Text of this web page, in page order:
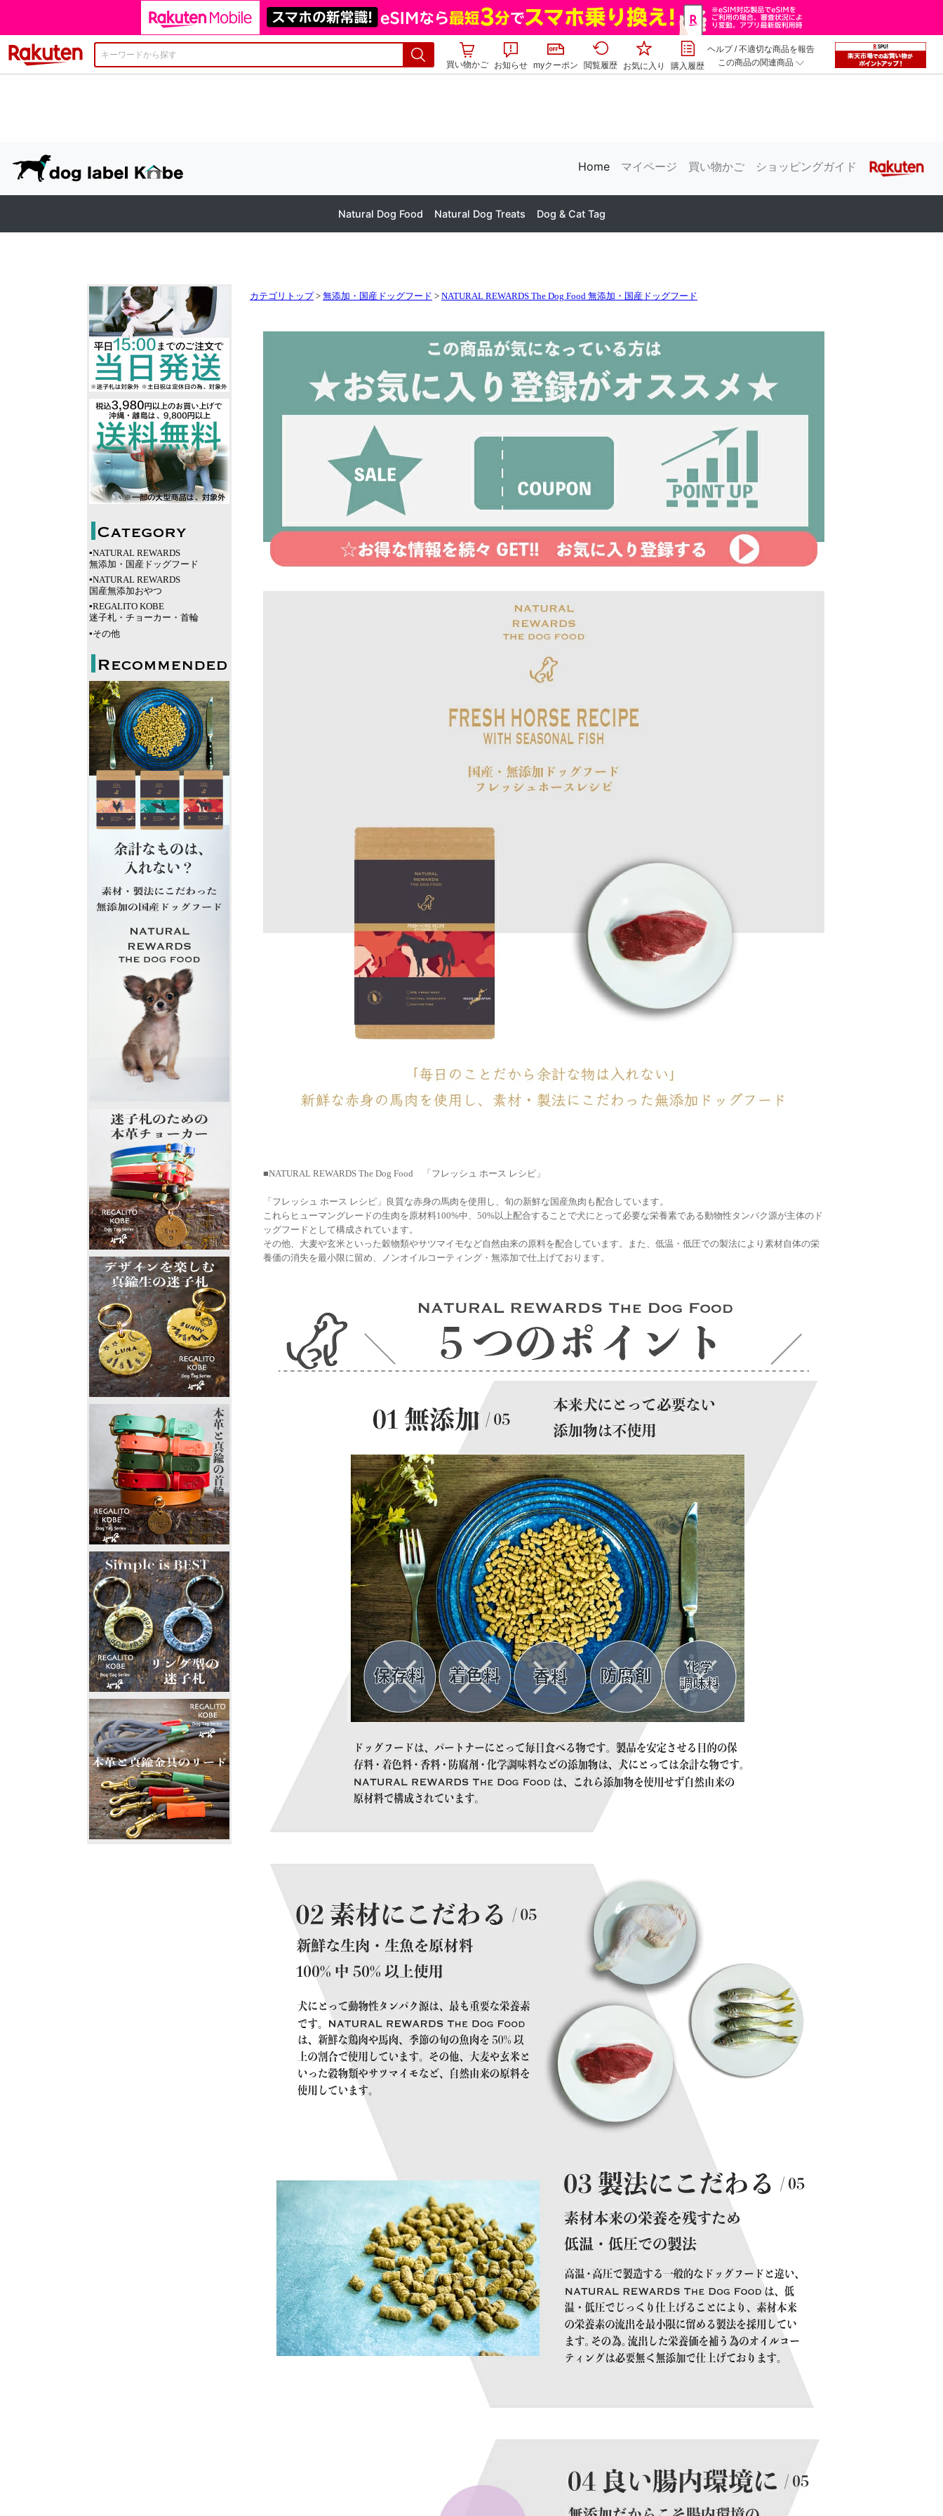
買い物かご
お知らせ myクーポン 閲覧履歴 お気に入り 購入履歴
ヘルプ/不適切な商品を報告
この商品の関連商品
カテゴリトップ > 無添加・国産ドッグフード > NATURAL REWARDS The Dog Food 無添加・国産ドッグフード
■NATURAL REWARDS The Dog Food 「フレッシュ ホース レシピ」
「フレッシュ ホース レシピ」良質な赤身の馬肉を使用し、旬の新鮮な国産魚肉も配合しています。
これらヒューマングレードの生肉を原材料100%中、50%以上配合することで犬にとって必要な栄養素である動物性タンパク源が主体のド
ッグフードとして構成されています。
その他、大麦や玄米といった穀物類やサツマイモなど自然由来の原料を配合しています。また、低温・低圧での製法により素材自体の栄
養価の消失を最小限に留め、ノンオイルコーティング・無添加で仕上げております。